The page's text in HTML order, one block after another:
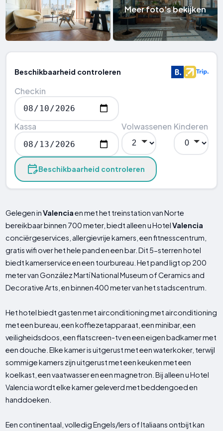
Meer foto's bekijken
Beschikbaarheid controleren
Checkin
Kassa Volwassenen Kinderen
Beschikbaarheid controleren
Gelegen inValenciaen met het treinstation van Norte
bereikbaar binnen 700 meter, biedt alleen u HotelValencia
conciërgeservices, allergievrije kamers, een fitnesscentrum,
gratis wifi over het hele pand en een bar. Dit 5-sterren hotel
biedt kamerservice en een tourbureau. Het pand ligt op 200
meter van González Martí National Museum of Ceramics and
Decorative Arts, en binnen 400 meter van het stadscentrum.
Het hotel biedt gasten met airconditioning met airconditioning
met een bureau, een koffiezetapparaat, een minibar, een
veiligheidsdoos, een flatscreen-tv en een eigen badkamer met
een douche. Elke kamer is uitgerust met een waterkoker, terwijl
sommige kamers zijn uitgerust met een keuken met een
koelkast, een vaatwasser en een magnetron. Bij alleen u Hotel
Valencia wordt elke kamer geleverd met beddengoed en
handdoeken.
Een continentaal, volledig Engels/Iers of Italiaans ontbijt kan